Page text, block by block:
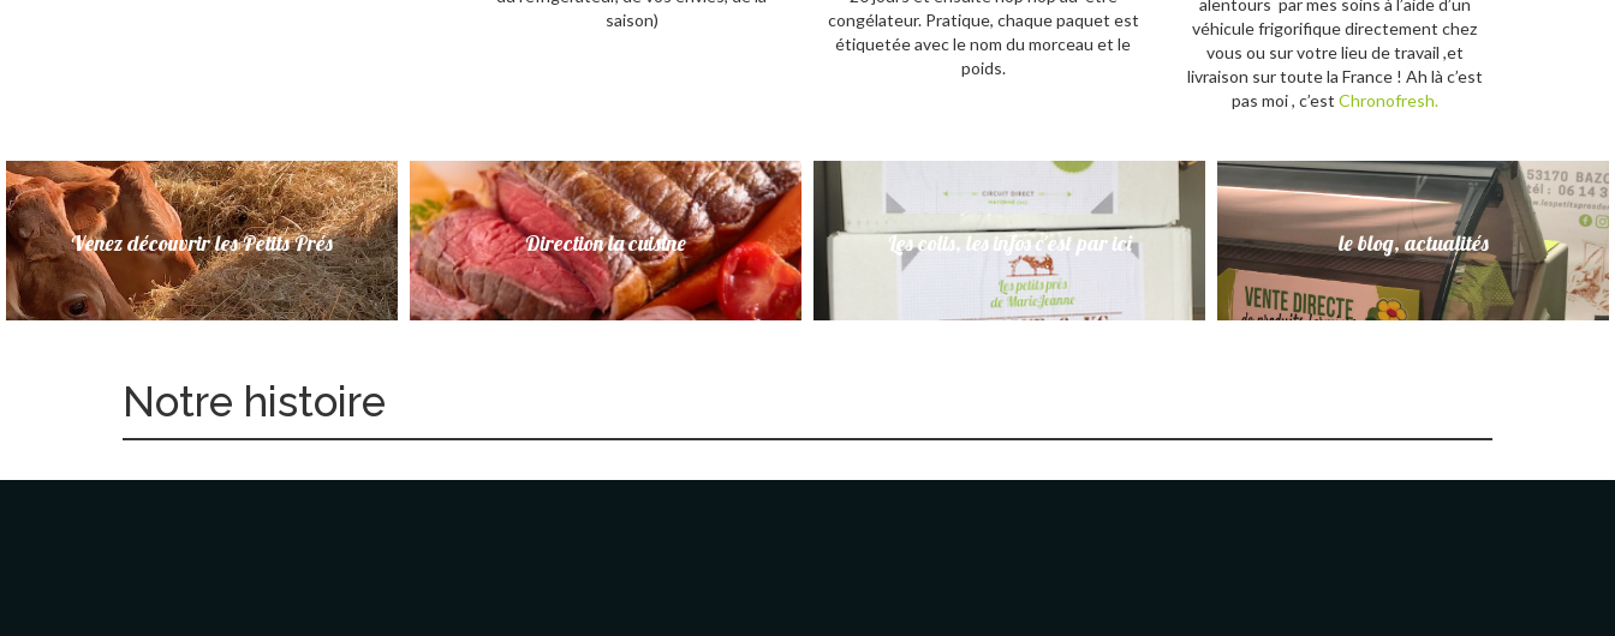
saison)
congélateur. Pratique, chaque paquet est
étiquetée avec le nom du morceau et le
poids.
véhicule frigorifique directement chez
vous ou sur votre lieu de travail ,et
livraison sur toute la France ! Ah là c’est
pas moi , c’est Chronofresh.
Venez découvrir les Petits Prés Direction la cuisine Les colis, les infos c'est par ici le blog, actualités
Notre histoire